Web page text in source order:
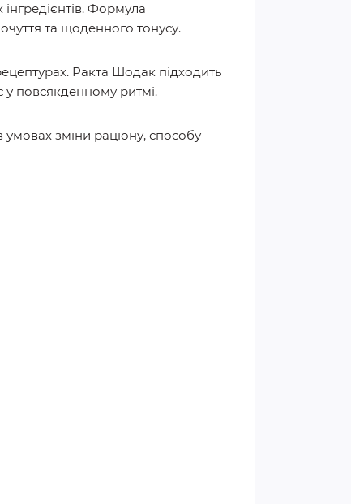
Формула
та щоденного тонусу.
Ракта Шодак підходить
у повсякденному ритмі.
зміни раціону, способу